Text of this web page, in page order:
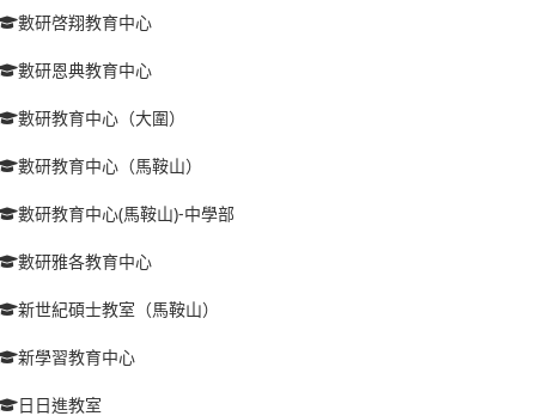
數研啓翔教育中心
數研恩典教育中心
數研教育中心（大圍）
數研教育中心（馬鞍山）
數研教育中心(馬鞍山)-中學部
數研雅各教育中心
新世紀碩士教室（馬鞍山）
新學習教育中心
日日進教室